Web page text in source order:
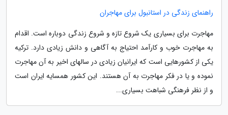
راهنمای زندگی در استانبول برای مهاجران
مهاجرت برای بسیاری یک شروع تازه و شروع زندگی دوباره است. اقدام
به مهاجرت خوب و کارآمد احتیاج به آگاهی و دانش زیادی دارد. ترکیه
یکی از کشورهایی است که ایرانیان زیادی در سالهای اخیر به آن مهاجرت
نموده و یا در فکر مهاجرت به آن هستند. این کشور همسایه ایران است
و از نظر فرهنگی شباهت بسیاری...